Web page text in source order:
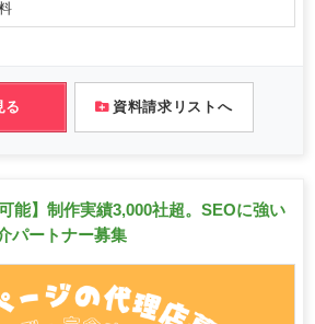
る 資料請求リストへ
能】制作実績3,000社超。SEOに強い
パートナー募集